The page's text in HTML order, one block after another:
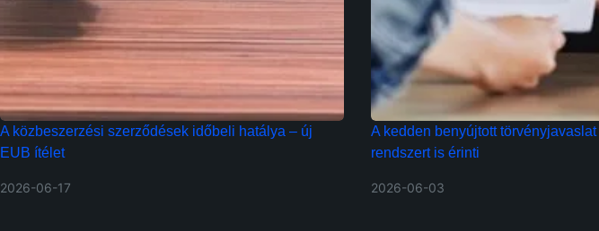
A közbeszerzési szerződések időbeli hatálya – új
EUB ítélet
2026-06-17
A kedden benyújtott
rendszert is érinti
2026-06-03